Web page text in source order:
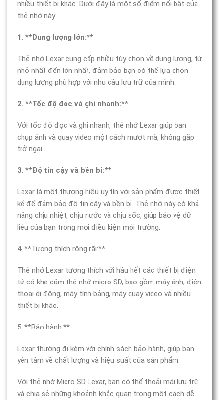
nhiều thiết bị khác. Dưới đây là một số điểm nổi bật của
thẻ nhớ này:
1. **Dung lượng lớn:**
Thẻ nhớ Lexar cung cấp nhiều tùy chọn về dung lượng, từ
nhỏ nhất đến lớn nhất, đảm bảo bạn có thể lựa chọn
dung lượng phù hợp với nhu cầu lưu trữ của mình.
2. **Tốc độ đọc và ghi nhanh:**
Với tốc độ đọc và ghi nhanh, thẻ nhớ Lexar giúp bạn
chụp ảnh và quay video một cách mượt mà, không gặp
trở ngại.
3. **Độ tin cậy và bền bỉ:**
Lexar là một thương hiệu uy tín với sản phẩm được thiết
kế để đảm bảo độ tin cậy và bền bỉ. Thẻ nhớ này có khả
năng chịu nhiệt, chịu nước và chịu sốc, giúp bảo vệ dữ
liệu của bạn trong mọi điều kiện môi trường.
4. **Tương thích rộng rãi:**
Thẻ nhớ Lexar tương thích với hầu hết các thiết bị điện
tử có khe cắm thẻ nhớ micro SD, bao gồm máy ảnh, điện
thoại di động, máy tính bảng, máy quay video và nhiều
thiết bị khác.
5. **Bảo hành:**
Lexar thường đi kèm với chính sách bảo hành, giúp bạn
yên tâm về chất lượng và hiệu suất của sản phẩm.
Với thẻ nhớ Micro SD Lexar, bạn có thể thoải mái lưu trữ
và chia sẻ những khoảnh khắc quan trọng một cách dễ